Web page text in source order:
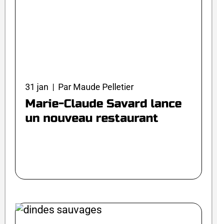
31 jan | Par Maude Pelletier
Marie-Claude Savard lance
un nouveau restaurant